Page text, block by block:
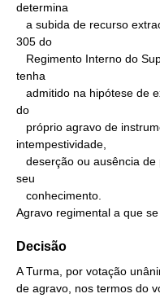
determina
305 do
tenha
do
intempestividade,
seu
Agravo regimental a que
Decisão
A Turma, por votação
de agravo, nos termos do